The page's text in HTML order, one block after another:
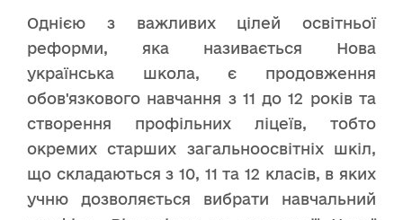
Однією з важливих цілей освітньої
реформи, яка називається Нова
українська школа, є продовження
обов'язкового навчання з 11 до 12 років та
створення профільних ліцеїв, тобто
окремих старших загальноосвітніх шкіл,
що складаються з 10, 11 та 12 класів, в яких
учню дозволяється вибрати навчальний